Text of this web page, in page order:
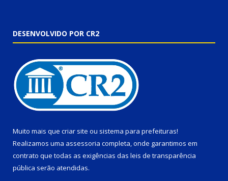
DESENVOLVIDO POR CR2
Muito mais que criar site ou sistema para prefeituras!
Realizamos uma assessoria completa, onde garantimos em
contrato que todas as exigências das leis de transparência
pública serão atendidas.